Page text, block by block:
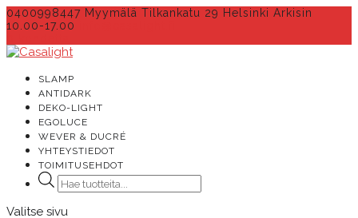
0400998447 Myymälä Tilkankatu 29 Helsinki Arkisin
10.00-17.00
SLAMP
ANTIDARK
DEKO-LIGHT
EGOLUCE
WEVER & DUCRÉ
YHTEYSTIEDOT
TOIMITUSEHDOT
Products
search
Valitse sivu